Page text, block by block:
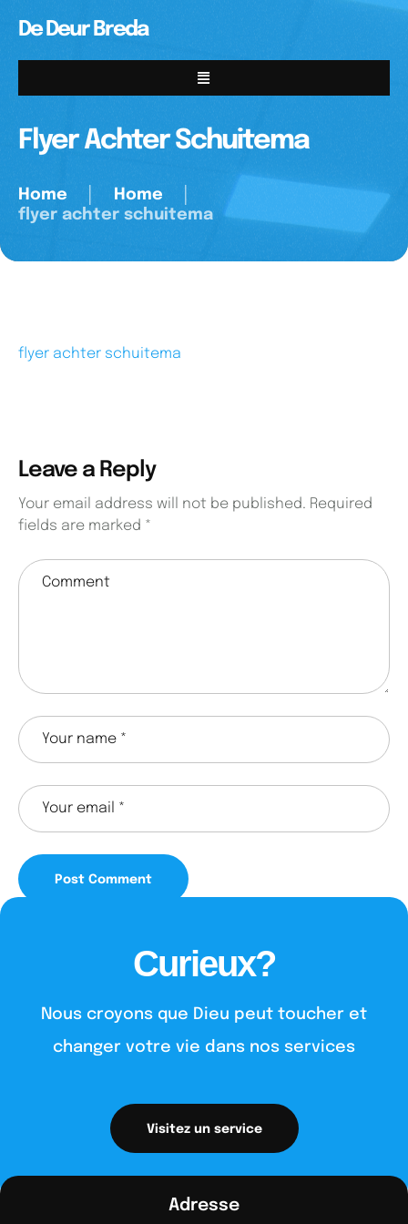
De Deur Breda
Flyer Achter Schuitema
Home Home
flyer achter schuitema
flyer achter schuitema
Leave a Reply
Your email address will not be published. Required
fields are marked *
Curieux?
Nous croyons que Dieu peut toucher et
changer votre vie dans nos services
Visitez un service
Adresse